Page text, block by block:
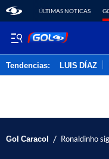
ÚLTIMAS NOTICAS
Tendencias: LUIS DÍAZ
Gol Caracol / Ronaldinho